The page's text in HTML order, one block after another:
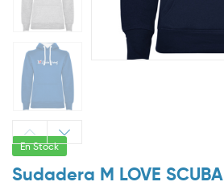
En Stock
Sudadera M LOVE SCUBA